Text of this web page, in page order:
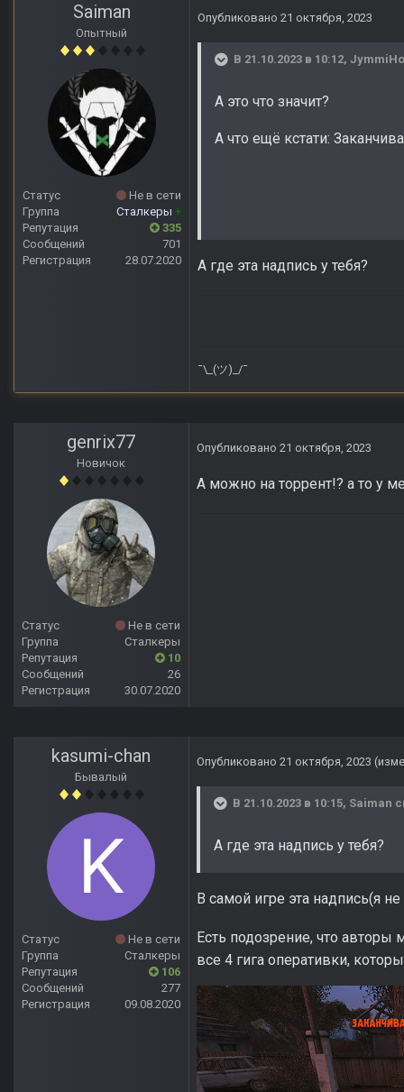
Saiman
Опытный
Статус
Не в сети
Группа
Сталкеры +
Репутация
335
Сообщений
701
Регистрация
28.07.2020
Опубликовано 21 октября, 2023
В 21.10.2023 в 10:12,
А это что значит?
А что ещё кстати:
А где эта надпись у тебя?
¯\_(ツ)_/¯
genrix77
Новичок
Статус
Не в сети
Группа
Сталкеры
Репутация
10
Сообщений
26
Регистрация
30.07.2020
Опубликовано 21 октября, 2023
А можно на торрент!? а то у
kasumi-chan
Бывалый
Статус
Не в сети
Группа
Сталкеры
Репутация
106
Сообщений
277
Регистрация
09.08.2020
Опубликовано 21 октября, 2023
В 21.10.2023 в 10:15, Saiman
А где эта надпись у тебя?
В самой игре эта надпись(я
Есть подозрение, что
все 4 гига оперативки,